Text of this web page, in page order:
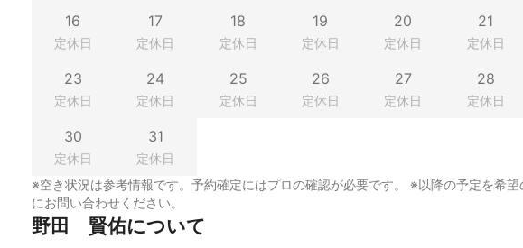
16
定休日
17
定休日
18
定休日
19
定休日
20
定休日
21
定休日
23
定休日
24
定休日
25
定休日
26
定休日
27
定休日
28
定休日
30
定休日
31
定休日
※空き状況は参考情報です。予約確定にはプロの確認が必要です。 ※以降の予定を希望
にお問い合わせください。
野田　賢佑について